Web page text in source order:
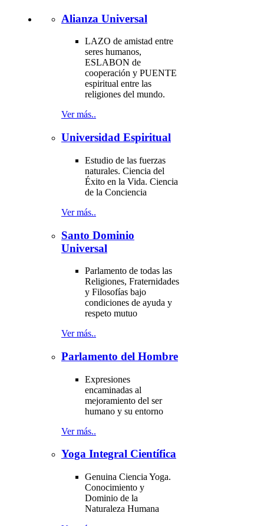
Alianza Universal
LAZO de amistad entre
seres humanos,
ESLABON de
cooperación y PUENTE
espiritual entre las
religiones del mundo.
Ver más..
Universidad Espiritual
Estudio de las fuerzas
naturales. Ciencia del
Éxito en la Vida. Ciencia
de la Conciencia
Ver más..
Santo Dominio
Universal
Parlamento de todas las
Religiones, Fraternidades
y Filosofías bajo
condiciones de ayuda y
respeto mutuo
Ver más..
Parlamento del Hombre
Expresiones
encaminadas al
mejoramiento del ser
humano y su entorno
Ver más..
Yoga Integral Científica
Genuina Ciencia Yoga.
Conocimiento y
Dominio de la
Naturaleza Humana